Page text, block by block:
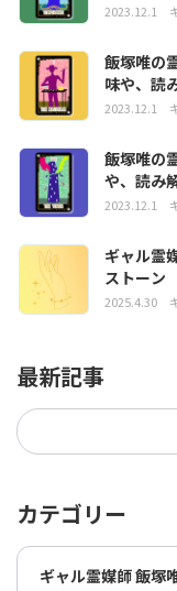
2023.12.1
飯塚唯の
味や、読
2023.12.1
飯塚唯の
や、読み
2023.12.1
ギャル霊
ストーン
2025.4.30
最新記事
カテゴリー
ギャル霊媒師 飯塚